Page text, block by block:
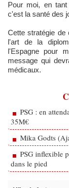
Pour moi, en
c'est la santé des
Cette stratégie de
l'art de la
l'Espagne pour
message qui
médicaux.
PSG : en
35M€
Mika Godts
PSG inflexible
dans le pied